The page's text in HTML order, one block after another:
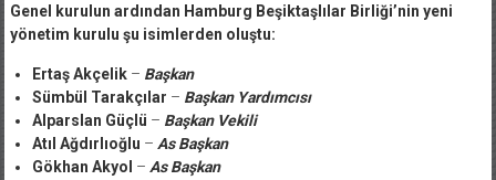
Genel kurulun ardından Hamburg Beşiktaşlılar Birliği’nin yeni
yönetim kurulu şu isimlerden oluştu:
Ertaş Akçelik– Başkan
Sümbül Tarakçılar – Başkan Yardımcısı
Alparslan Güçlü – Başkan Vekili
Atıl Ağdırlıoğlu – As Başkan
Gökhan Akyol – As Başkan